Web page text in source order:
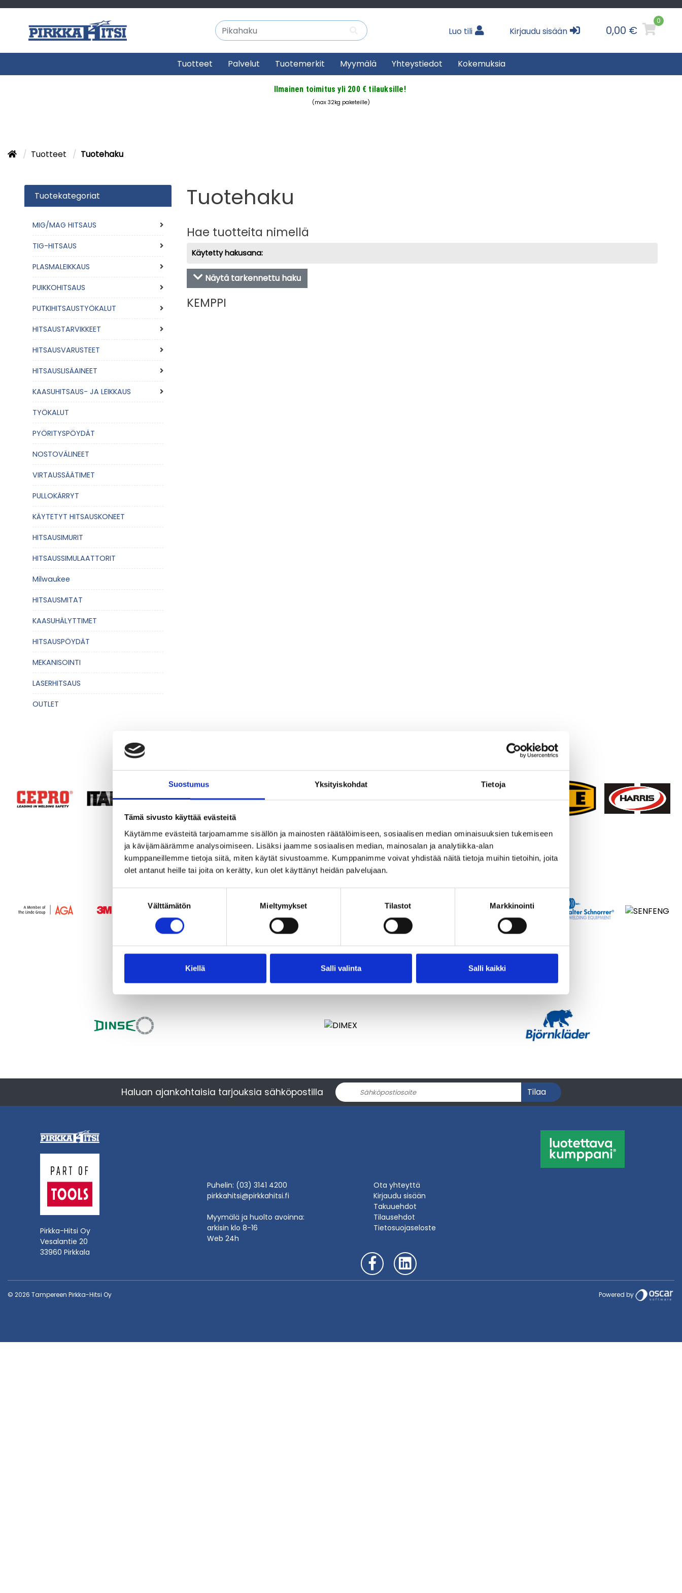
Suostumus Yksityiskohdat Tietoja
Tämä sivusto käyttää evästeitä
Käytämme evästeitä tarjoamamme sisällön ja mainosten räätälöimiseen, sosiaalisen median ominaisuuksien tukemiseen
ja kävijämäärämme analysoimiseen. Lisäksi jaamme sosiaalisen median, mainosalan ja analytiikka-alan
kumppaneillemme tietoja siitä, miten käytät sivustoamme. Kumppanimme voivat yhdistää näitä tietoja muihin tietoihin, joita
olet antanut heille tai joita on kerätty, kun olet käyttänyt heidän palvelujaan.
Välttämätön Mieltymykset Tilastot Markkinointi
Kiellä Salli valinta Salli kaikki
Luo tili Kirjaudu sisään 0,00 €
0
Tuotteet Palvelut Tuotemerkit Myymälä Yhteystiedot Kokemuksia
Ilmainen toimitus yli 200 € tilauksille!
(max 32kg paketeille)
Tuotteet Tuotehaku
Tuotekategoriat
MIG/MAG HITSAUS
TIG-HITSAUS
PLASMALEIKKAUS
PUIKKOHITSAUS
PUTKIHITSAUSTYÖKALUT
HITSAUSTARVIKKEET
HITSAUSVARUSTEET
HITSAUSLISÄAINEET
KAASUHITSAUS- JA LEIKKAUS
TYÖKALUT
PYÖRITYSPÖYDÄT
NOSTOVÄLINEET
VIRTAUSSÄÄTIMET
PULLOKÄRRYT
KÄYTETYT HITSAUSKONEET
HITSAUSIMURIT
HITSAUSSIMULAATTORIT
Milwaukee
HITSAUSMITAT
KAASUHÄLYTTIMET
HITSAUSPÖYDÄT
MEKANISOINTI
LASERHITSAUS
OUTLET
Tuotehaku
Hae tuotteita nimellä
Käytetty hakusana:
Näytä tarkennettu haku
KEMPPI
Haluan ajankohtaisia tarjouksia sähköpostilla Tilaa
Pirkka-Hitsi Oy
Vesalantie 20
33960 Pirkkala
Puhelin: (03) 3141 4200
pirkkahitsi@pirkkahitsi.fi
Myymälä ja huolto avoinna:
arkisin klo 8-16
Web 24h
Ota yhteyttä
Kirjaudu sisään
Takuuehdot
Tilausehdot
Tietosuojaseloste
© 2026 Tampereen Pirkka-Hitsi Oy Powered by